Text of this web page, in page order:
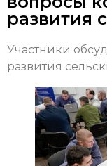
развития
Участники
развития